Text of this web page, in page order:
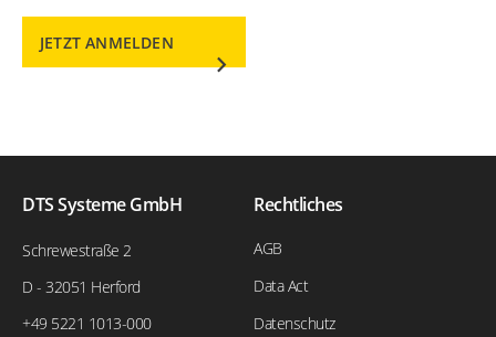
JETZT ANMELDEN
DTS Systeme GmbH
Schrewestraße 2
D - 32051 Herford
+49 5221 1013-000
Rechtliches
AGB
Data Act
Datenschutz